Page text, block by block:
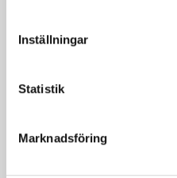
Inställningar
Statistik
Marknadsföring